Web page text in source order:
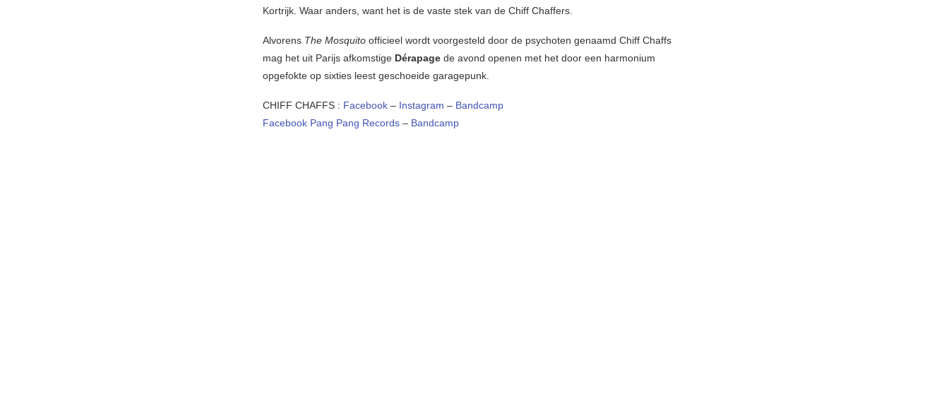
Kortrijk. Waar anders, want het is de vaste stek van de Chiff Chaffers.
Alvorens The Mosquito officieel wordt voorgesteld door de psychoten genaamd Chiff Chaffs
mag het uit Parijs afkomstige Dérapage de avond openen met het door een harmonium
opgefokte op sixties leest geschoeide garagepunk.
CHIFF CHAFFS : Facebook – Instagram – Bandcamp
Facebook Pang Pang Records – Bandcamp